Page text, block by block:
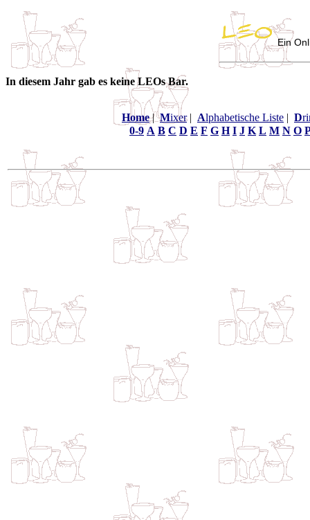
Ein
In diesem Jahr gab es keine LEOs Bar.
Home|Mixer| Alphabetische Liste | D
0-9 A B C D E F G H I J K L M N O